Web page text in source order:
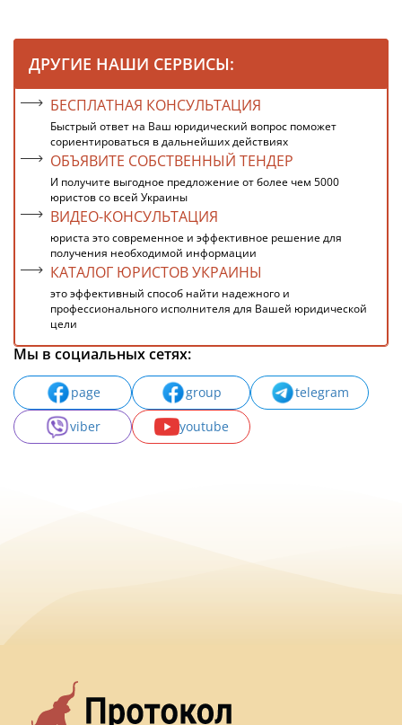
ДРУГИЕ НАШИ СЕРВИСЫ:
БЕСПЛАТНАЯ КОНСУЛЬТАЦИЯ
Быстрый ответ на Ваш юридический вопрос поможет
сориентироваться в дальнейших действиях
ОБЪЯВИТЕ СОБСТВЕННЫЙ ТЕНДЕР
И получите выгодное предложение от более чем 5000
юристов со всей Украины
ВИДЕО-КОНСУЛЬТАЦИЯ
юриста это современное и эффективное решение для
получения необходимой информации
КАТАЛОГ ЮРИСТОВ УКРАИНЫ
это эффективный способ найти надежного и
профессионального исполнителя для Вашей юридической
цели
Мы в социальных сетях:
page group
telegram
viber
youtube